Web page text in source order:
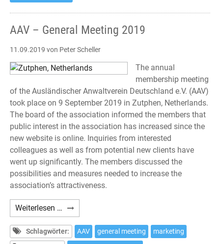
AAV – General Meeting 2019
11.09.2019 von Peter Scheller
The annual
membership meeting
of the Ausländischer Anwaltverein Deutschland e.V. (AAV)
took place on 9 September 2019 in Zutphen, Netherlands.
The board of the association informed the members that
public interest in the association has increased since the
new website is online. Inquiries from interested
colleagues as well as from potential new clients have
went up significantly. The members discussed the
possibilities and measures needed to increase the
association’s attractiveness.
Weiterlesen … AAV
–
General
Schlagwörter: AAV general meeting
marketing